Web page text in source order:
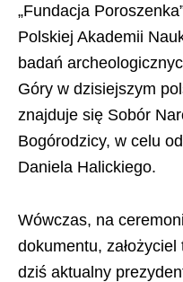
„Fundacja
Polskiej Akademii
badań
Góry w dzisiejszym
znajduje się Sobór
Bogórodzicy, w celu
Daniela Halickiego.
Wówczas, na
dokumentu,
dziś aktualny